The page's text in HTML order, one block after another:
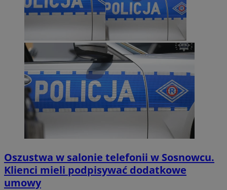
Oszustwa w salonie telefonii w Sosnowcu.
Klienci mieli podpisywać dodatkowe
umowy